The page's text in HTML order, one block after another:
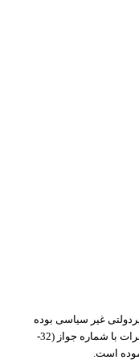
غیر سیاسی بوده
که در سال 1383 در ریاست صنایع و تجارت هرات با شماره جواز (32-